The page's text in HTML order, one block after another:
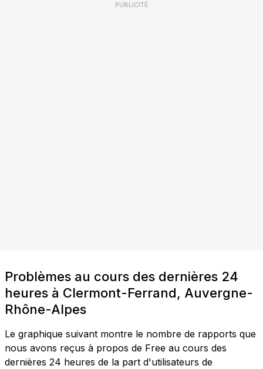
PUBLICITÉ
Problèmes au cours des dernières 24
heures à Clermont-Ferrand, Auvergne-
Rhône-Alpes
Le graphique suivant montre le nombre de rapports que
nous avons reçus à propos de Free au cours des
dernières 24 heures de la part d'utilisateurs de